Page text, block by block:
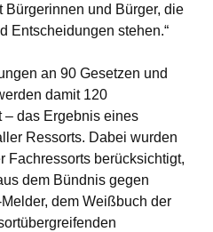
Bürgerinnen und Bürger, die
Entscheidungen stehen.“
an 90 Gesetzen und
damit 120
– das Ergebnis eines
Ressorts. Dabei wurden
Fachressorts berücksichtigt,
dem Bündnis gegen
dem Weißbuch der